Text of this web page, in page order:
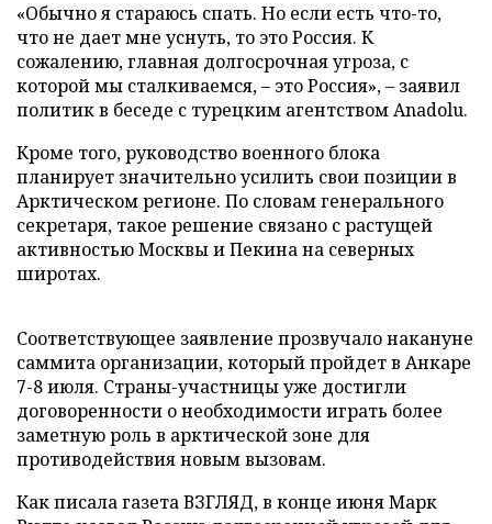
«Обычно я стараюсь спать. Но если есть что-то,
что не дает мне уснуть, то это Россия. К
сожалению, главная долгосрочная угроза, с
которой мы сталкиваемся, – это Россия», – заявил
политик в беседе с турецким агентством Anadolu.
Кроме того, руководство военного блока
планирует значительно усилить свои позиции в
Арктическом регионе. По словам генерального
секретаря, такое решение связано с растущей
активностью Москвы и Пекина на северных
широтах.
Соответствующее заявление прозвучало накануне
саммита организации, который пройдет в Анкаре
7-8 июля. Страны-участницы уже достигли
договоренности о необходимости играть более
заметную роль в арктической зоне для
противодействия новым вызовам.
Как писала газета ВЗГЛЯД, в конце июня Марк